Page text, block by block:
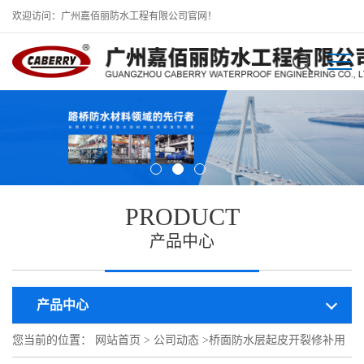
欢迎访问：广州嘉佰丽防水工程有限公司官网！
PRODUCT
产品中心
产品中心
您当前的位置： 网站首页 > 公司动态 >桥面防水层起皮开裂修补用